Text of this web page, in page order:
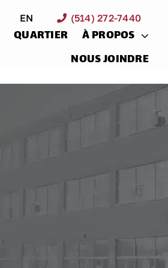
(514) 272-7440
EN
QUARTIER
À PROPOS
NOUS JOINDRE